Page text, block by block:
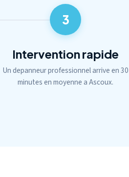
3
Intervention rapide
Un depanneur professionnel arrive en 30
minutes en moyenne a Ascoux.